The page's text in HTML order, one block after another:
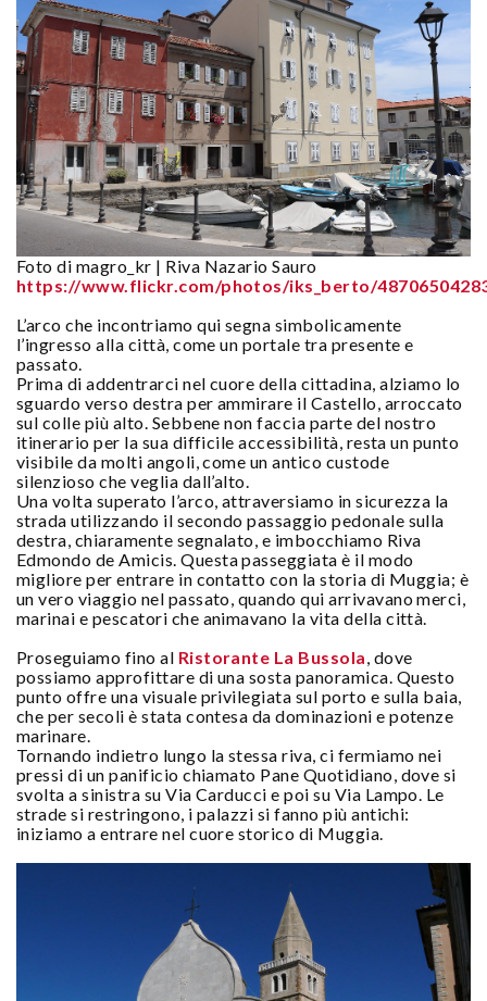
Foto di magro_kr | Riva Nazario Sauro
https://www.flickr.com/photos/iks_berto/
L’arco che incontriamo qui segna simbolicamente
l’ingresso alla città, come un portale tra presente e
passato.
Prima di addentrarci nel cuore della cittadina, alziamo lo
sguardo verso destra per ammirare il Castello, arroccato
sul colle più alto. Sebbene non faccia parte del nostro
itinerario per la sua difficile accessibilità, resta un punto
visibile da molti angoli, come un antico custode
silenzioso che veglia dall’alto.
Una volta superato l’arco, attraversiamo in sicurezza la
strada utilizzando il secondo passaggio pedonale sulla
destra, chiaramente segnalato, e imbocchiamo Riva
Edmondo de Amicis. Questa passeggiata è il modo
migliore per entrare in contatto con la storia di Muggia; è
un vero viaggio nel passato, quando qui arrivavano merci,
marinai e pescatori che animavano la vita della città.
Proseguiamo fino al Ristorante La Bussola , dove
possiamo approfittare di una sosta panoramica. Questo
punto offre una visuale privilegiata sul porto e sulla baia,
che per secoli è stata contesa da dominazioni e potenze
marinare.
Tornando indietro lungo la stessa riva, ci fermiamo nei
pressi di un panificio chiamato Pane Quotidiano, dove si
svolta a sinistra su Via Carducci e poi su Via Lampo. Le
strade si restringono, i palazzi si fanno più antichi:
iniziamo a entrare nel cuore storico di Muggia.